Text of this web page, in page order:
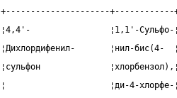
+---------------------+------------
¦4,4'-                ¦1,1'-
¦Дихлордифенил-       ¦нил-
¦сульфон
¦                     ¦ди-4-